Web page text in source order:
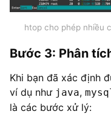
htop cho phép nhiều
Bước 3: Phân
Khi bạn đã xác định
ví dụ như java,
là các bước xử lý: